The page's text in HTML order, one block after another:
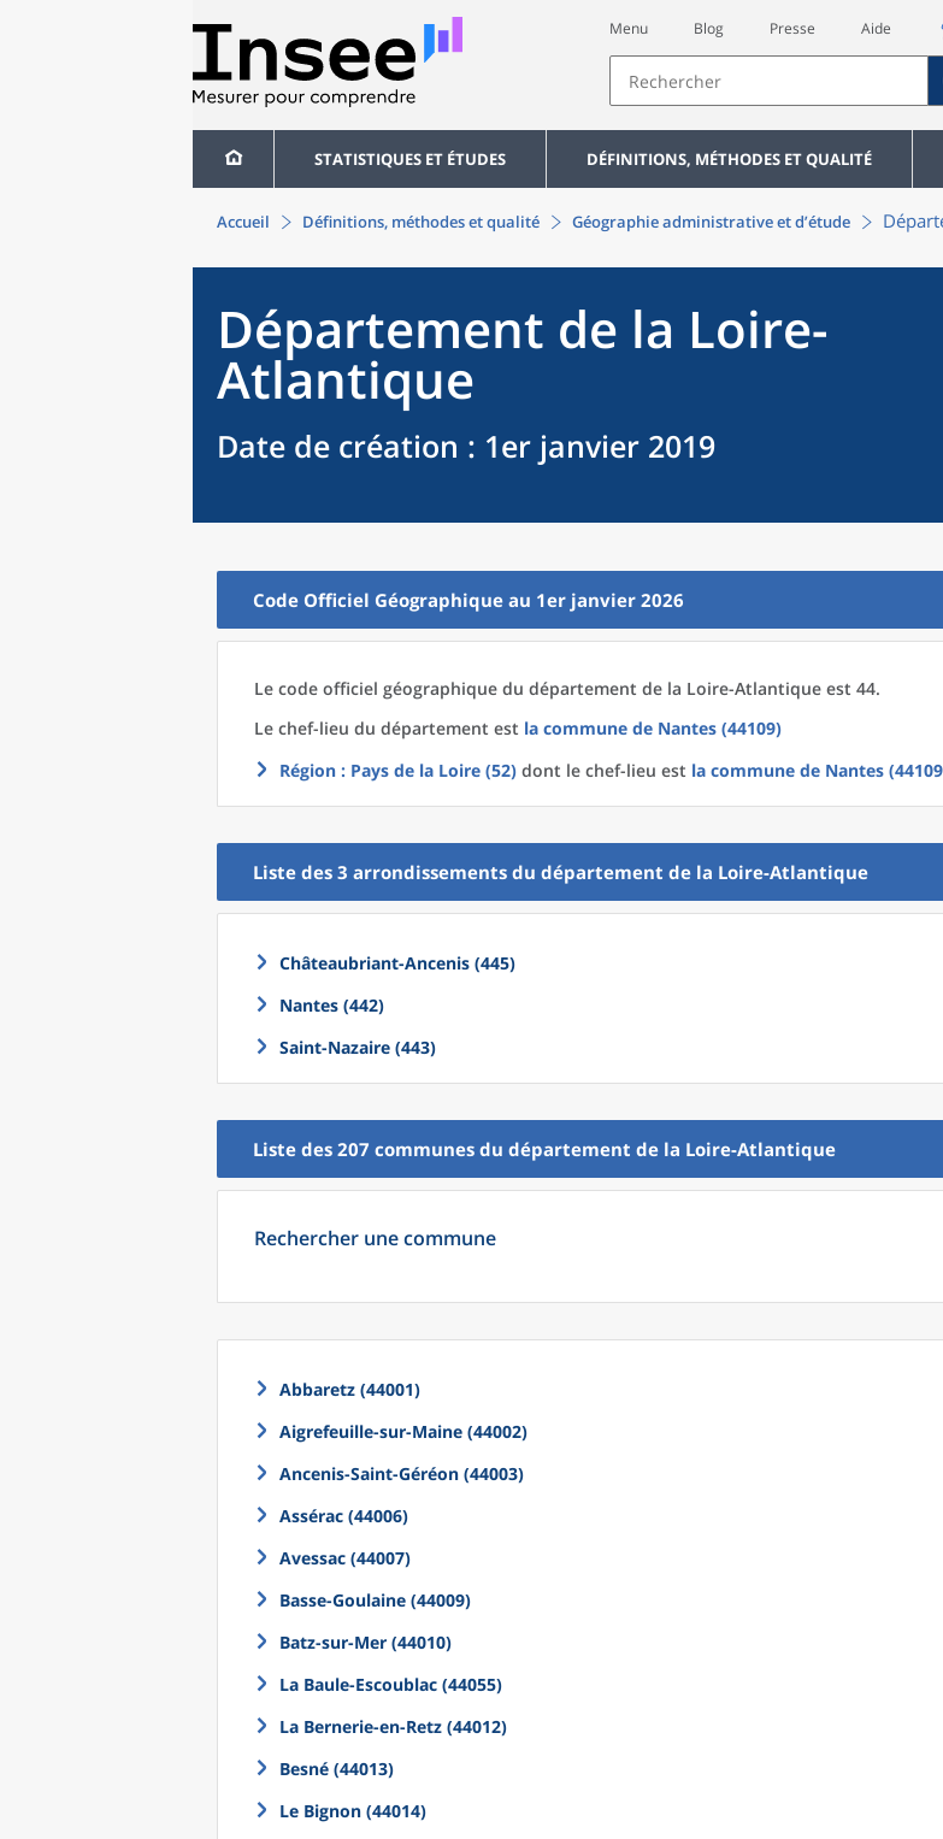
Menu Blog Presse Aide
STATISTIQUES ET ÉTUDES DÉFINITIONS, MÉTHODES ET QUALITÉ
Accueil Définitions, méthodes et qualité Géographie administrative et d’étude
Département de la Loire-
Atlantique
Date de création : 1er janvier 2019
Code Officiel Géographique au 1er janvier 2026
Le code officiel géographique du département de la Loire-Atlantique est 44.
Le chef-lieu du département est la commune de Nantes (44109)
Région : Pays de la Loire (52) dont le chef-lieu est la commune de Nantes
Liste des 3 arrondissements du département de la Loire-Atlantique
Châteaubriant-Ancenis (445)
Nantes (442)
Saint-Nazaire (443)
Liste des 207 communes du département de la Loire-Atlantique
Rechercher une commune
Abbaretz (44001)
Aigrefeuille-sur-Maine (44002)
Ancenis-Saint-Géréon (44003)
Assérac (44006)
Avessac (44007)
Basse-Goulaine (44009)
Batz-sur-Mer (44010)
La Baule-Escoublac (44055)
La Bernerie-en-Retz (44012)
Besné (44013)
Le Bignon (44014)